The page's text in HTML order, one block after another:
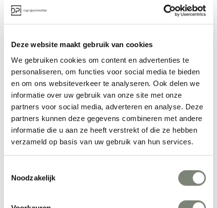
Deze website maakt gebruik van cookies
We gebruiken cookies om content en advertenties te
personaliseren, om functies voor social media te bieden
en om ons websiteverkeer te analyseren. Ook delen we
informatie over uw gebruik van onze site met onze
partners voor social media, adverteren en analyse. Deze
partners kunnen deze gegevens combineren met andere
informatie die u aan ze heeft verstrekt of die ze hebben
verzameld op basis van uw gebruik van hun services.
Noodzakelijk
Onderstel leverbaar in zwart of wit
Voorzien van geïntegreerde kabelgoot voor nette bekabeling
Beschikbare afmetingen werkblad
1600 x 800 mm
1800 x 800 mm
Meer producten van Robberechts